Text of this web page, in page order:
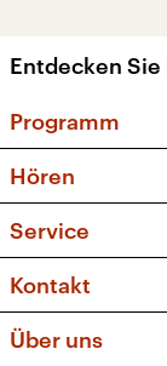
Entdecken
Programm
Musikliste
Kakadu
Hören
Service
FAQ
Apps
Kontakt
Über uns